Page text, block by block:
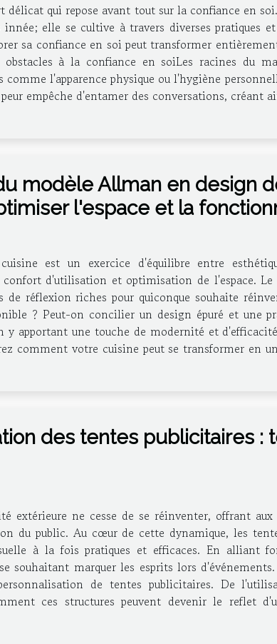
délicat qui repose avant tout sur la confiance en
elle se cultive à travers diverses pratiques
sa confiance en soi peut transformer
à la confiance en soiLes racines du
l'apparence physique ou l'hygiène
empêche d'entamer des conversations, créant
modèle Allman en design
l'espace et la
est un exercice d'équilibre entre
d'utilisation et optimisation de l'espace.
réflexion riches pour quiconque souhaite
? Peut-on concilier un design épuré et une
apportant une touche de modernité et
comment votre cuisine peut se transformer en
des tentes publicitaires :
extérieure ne cesse de se réinventer, offrant
du public. Au cœur de cette dynamique, les
à la fois pratiques et efficaces. En alliant
souhaitant marquer les esprits lors
de tentes publicitaires. De
ces structures peuvent devenir le reflet